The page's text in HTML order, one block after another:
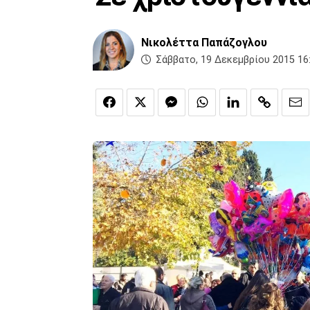
Νικολέττα Παπάζογλου
Σάββατο, 19 Δεκεμβρίου 2015